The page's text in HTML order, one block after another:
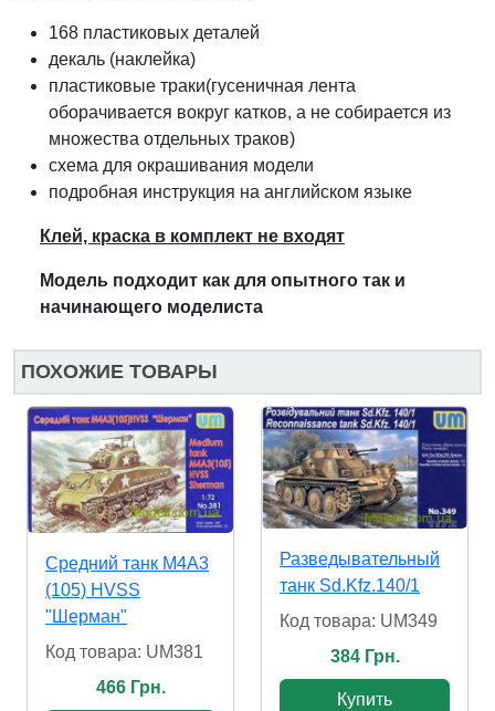
168 пластиковых деталей
декаль (наклейка)
пластиковые траки(гусеничная лента
оборачивается вокруг катков, а не собирается из
множества отдельных траков)
схема для окрашивания модели
подробная инструкция на английском языке
Клей, краска в комплект не входят
Модель подходит как для опытного так и
начинающего моделиста
ПОХОЖИЕ ТОВАРЫ
Средний танк M4A3
(105) HVSS
"Шерман"
Код товара: UM381
466 Грн.
Разведывательный
танк Sd.Kfz.140/1
Код товара: UM349
384 Грн.
Купить